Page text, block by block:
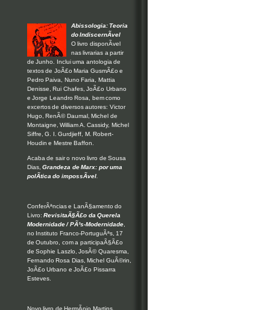
Abissologia: Teoria
do IndiscernÃ­vel
O livro disponÃ­vel
nas livrarias a partir
de Junho. Inclui uma antologia de
textos de JoÃ£o Maria GusmÃ£o e
Pedro Paiva, Nuno Faria, Mattia
Denisse, Rui Chafes, JoÃ£o Urbano
e Jorge Leandro Rosa, bem como
excertos de diversos autores: Victor
Hugo, RenÃ© Daumal, Michel de
Montaigne, William A. Cassidy, Michel
Siffre, G. I. Gurdjieff, M. Robert-
Houdin e Mestre Baffon.
Acaba de sair o novo livro de Sousa
Dias,Grandeza de Marx: por uma
polÃ­tica do impossÃ­vel.
ConferÃªncias e LanÃ§amento do
Livro:RevisitaÃ§Ã£o da Querela
Modernidade / PÃ³s-Modernidade,
no Instituto Franco-PortuguÃªs, 17
de Outubro, com a participaÃ§Ã£o
de Sophie Laszlo, JosÃ© Quaresma,
Fernando Rosa Dias, Michel GuÃ©rin,
JoÃ£o Urbano e JoÃ£o Pissarra
Esteves.
Novo livro de HermÃ­nio Martins,